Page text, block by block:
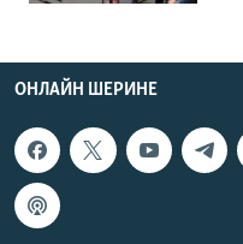
ОНЛАЙН ШЕРИНЕ